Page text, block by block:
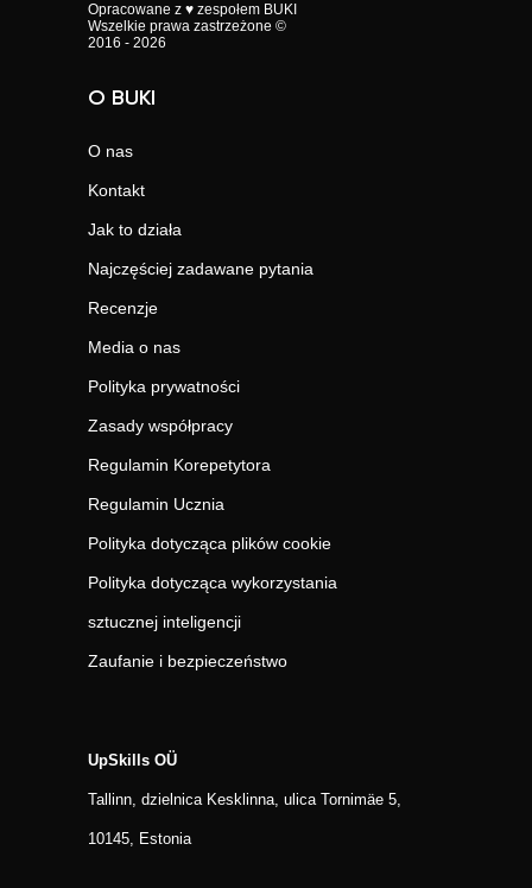
Opracowane z ♥ zespołem BUKI
Wszelkie prawa zastrzeżone ©
2016 - 2026
O BUKI
O nas
Kontakt
Jak to działa
Najczęściej zadawane pytania
Recenzje
Media o nas
Polityka prywatności
Zasady współpracy
Regulamin Korepetytora
Regulamin Ucznia
Polityka dotycząca plików cookie
Polityka dotycząca wykorzystania
sztucznej inteligencji
Zaufanie i bezpieczeństwo
UpSkills OÜ
Tallinn, dzielnica Kesklinna, ulica Tornimäe 5,
10145, Estonia